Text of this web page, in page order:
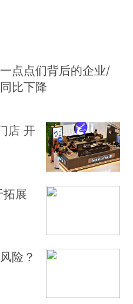
点点们背后的企业/
比下降
店 开
拓展
险？